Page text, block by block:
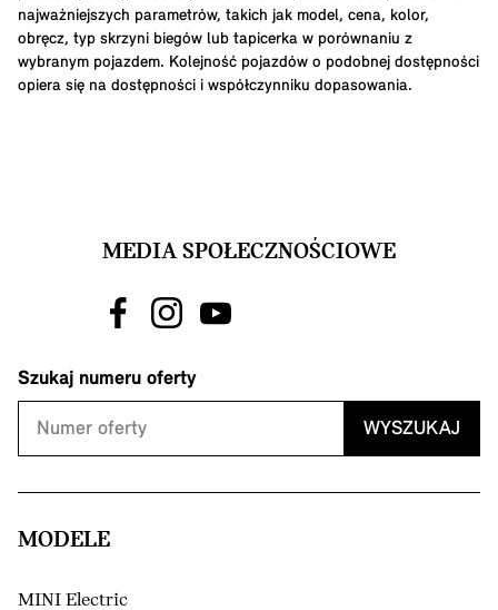
najważniejszych parametrów, takich jak model, cena, kolor,
obręcz, typ skrzyni biegów lub tapicerka w porównaniu z
wybranym pojazdem. Kolejność pojazdów o podobnej dostępności
opiera się na dostępności i współczynniku dopasowania.
MEDIA SPOŁECZNOŚCIOWE
Szukaj numeru oferty
WYSZUKAJ
MODELE
MINI Electric